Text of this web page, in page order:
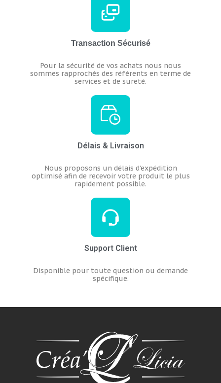
Transaction Sécurisé
Pour la sécurité de vos achats nous nous
sommes rapprochés des référents en terme de
services et de sureté.
Délais & Livraison
Nous proposons un délais d’expédition
optimisé afin de recevoir votre produit le plus
rapidement possible.
Support Client
Disponible pour toute question ou demande
spécifique.